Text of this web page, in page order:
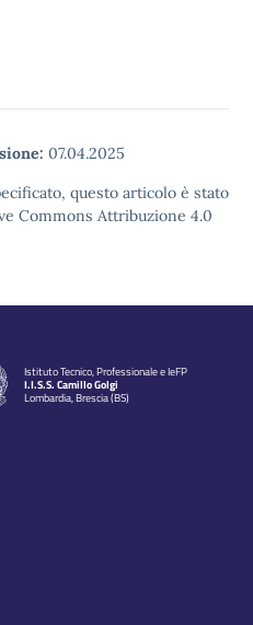
07.04.2025
questo articolo è stato
Commons Attribuzione 4.0
Istituto Tecnico, Professionale e IeFP
I.I.S.S. Camillo Golgi
Lombardia, Brescia (BS)